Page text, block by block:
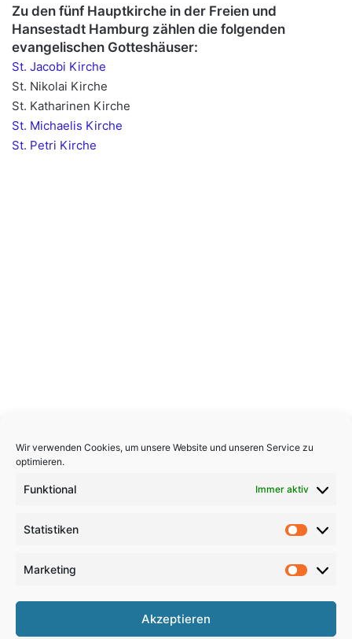
Wir verwenden Cookies, um unsere Website und unseren Service zu
optimieren.
Funktional Immer aktiv
Statistiken
Marketing
Akzeptieren
Zu den fünf Hauptkirche in der Freien und
Hansestadt Hamburg zählen die folgenden
evangelischen Gotteshäuser:
St. Jacobi Kirche
St. Nikolai Kirche
St. Katharinen Kirche
St. Michaelis Kirche
St. Petri Kirche
Copyright 2026, All Rights Reserved